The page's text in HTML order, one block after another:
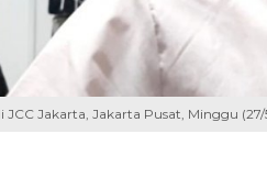
JCC Jakarta, Jakarta Pusat, Minggu